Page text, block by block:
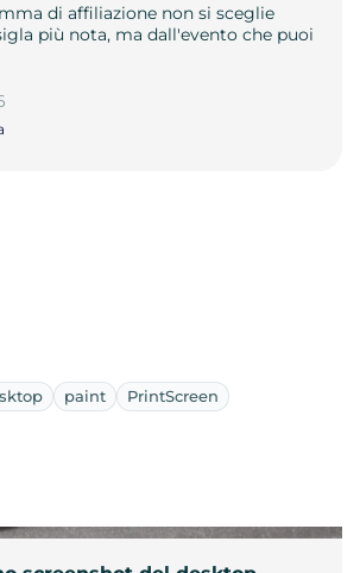
di affiliazione non si sceglie
più nota, ma dall'evento che puoi
paint PrintScreen